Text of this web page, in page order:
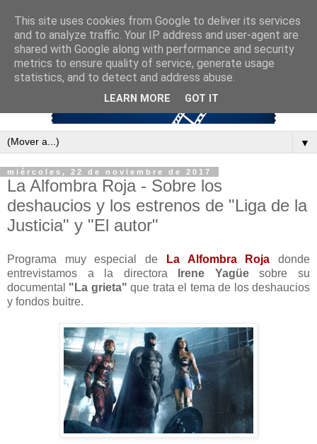
▼
miércoles, 22 de noviembre de 2017
La Alfombra Roja - Sobre los
deshaucios y los estrenos de "Liga de la
Justicia" y "El autor"
Programa muy especial de La Alfombra Roja donde
entrevistamos a la directora
Irene Yagüesobre su
documental "La grieta" que trata el tema de los deshaucios
y fondos buitre.
This site uses cookies from Google to deliver its services
and to analyze traffic. Your IP address and user-agent are
shared with Google along with performance and security
metrics to ensure quality of service, generate usage
statistics, and to detect and address abuse.
LEARN MORE GOT IT